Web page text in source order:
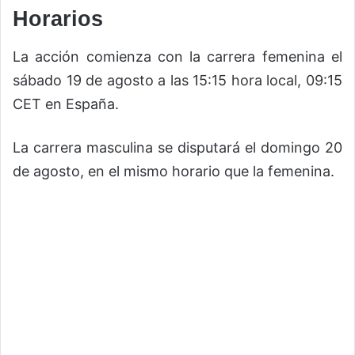
Horarios
La acción comienza con la carrera femenina el
sábado 19 de agosto a las 15:15 hora local, 09:15
CET en España.
La carrera masculina se disputará el domingo 20
de agosto, en el mismo horario que la femenina.